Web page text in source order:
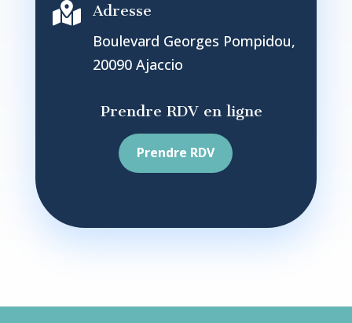
 Adresse
Boulevard Georges Pompidou,
20090 Ajaccio
Prendre RDV en ligne
Prendre RDV